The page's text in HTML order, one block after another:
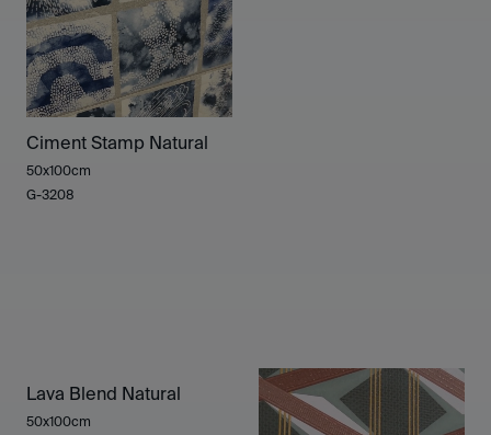
Ciment Stamp Natural
50x100cm
G-3208
Lava Blend Natural
50x100cm